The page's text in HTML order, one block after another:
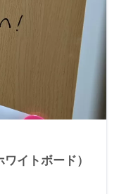
イトボード）